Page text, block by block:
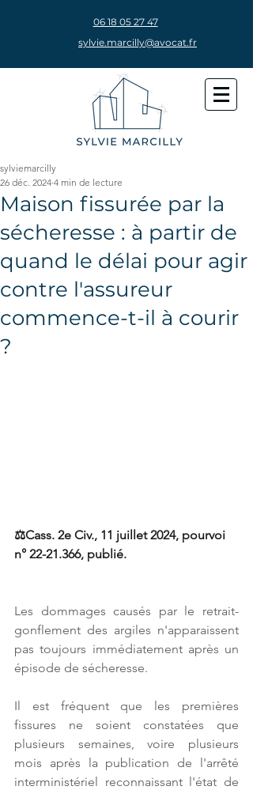
06 18 05 27 47
sylvie.marcilly@avocat.fr
Maison fissurée par la
sécheresse : à partir de
quand le délai pour agir
contre l'assureur
commence-t-il à courir
?
sylviemarcilly
26 déc. 2024 4 min de lecture
⚖️Cass. 2e Civ., 11 juillet 2024, pourvoi
n° 22-21.366, publié.
Les dommages causés par le retrait-
gonflement des argiles n'apparaissent
pas toujours immédiatement après un
épisode de sécheresse.
Il est fréquent que les premières
fissures ne soient constatées que
plusieurs semaines, voire plusieurs
mois après la publication de l'arrêté
interministériel reconnaissant l'état de